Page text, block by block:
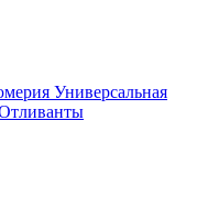
Универсальная